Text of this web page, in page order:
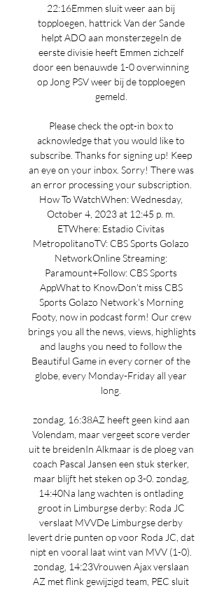
22:16Emmen sluit weer aan bij
topploegen, hattrick Van der Sande
helpt ADO aan monsterzegeIn de
eerste divisie heeft Emmen zichzelf
door een benauwde 1-0 overwinning
op Jong PSV weer bij de topploegen
gemeld.
Please check the opt-in box to
acknowledge that you would like to
subscribe. Thanks for signing up! Keep
an eye on your inbox. Sorry! There was
an error processing your subscription.
How To WatchWhen: Wednesday,
October 4, 2023 at 12:45 p. m.
ETWhere: Estadio Civitas
MetropolitanoTV: CBS Sports Golazo
NetworkOnline Streaming:
Paramount+Follow: CBS Sports
AppWhat to KnowDon't miss CBS
Sports Golazo Network's Morning
Footy, now in podcast form! Our crew
brings you all the news, views, highlights
and laughs you need to follow the
Beautiful Game in every corner of the
globe, every Monday-Friday all year
long.
zondag, 16:38AZ heeft geen kind aan
Volendam, maar vergeet score verder
uit te breidenIn Alkmaar is de ploeg van
coach Pascal Jansen een stuk sterker,
maar blijft het steken op 3-0. zondag,
14:40Na lang wachten is ontlading
groot in Limburgse derby: Roda JC
verslaat MVVDe Limburgse derby
levert drie punten op voor Roda JC, dat
nipt en vooral laat wint van MVV (1-0).
zondag, 14:23Vrouwen Ajax verslaan
AZ met flink gewijzigd team, PEC sluit